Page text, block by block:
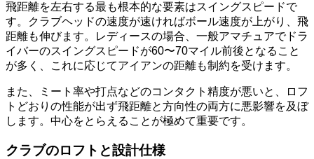
飛距離を左右する最も根本的な要素はスイングスピードで
す。クラブヘッドの速度が速ければボール速度が上がり、飛
距離も伸びます。レディースの場合、一般アマチュアでドラ
イバーのスイングスピードが60〜70マイル前後となること
が多く、これに応じてアイアンの距離も制約を受けます。
また、ミート率や打点などのコンタクト精度が悪いと、ロフ
トどおりの性能が出ず飛距離と方向性の両方に悪影響を及ぼ
します。中心をとらえることが極めて重要です。
クラブのロフトと設計仕様